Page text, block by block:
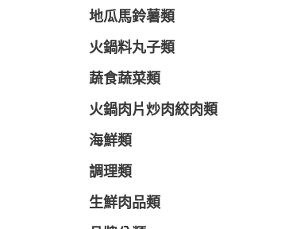
地瓜馬鈴薯類
火鍋料丸子類
蔬食蔬菜類
火鍋肉片炒肉絞肉類
海鮮類
調理類
生鮮肉品類